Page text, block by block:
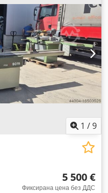
на масата за
x 600 мм Напрежение: 400
Adezqa Uaokjr
1 /9
5 500 €
Фиксирана цена без ДДС